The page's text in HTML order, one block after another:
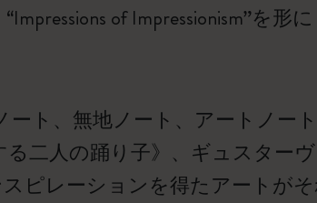
of Impressionism”を形
ト、無地ノート、アートノー
二人の踊り子》、ギュスター
ピレーションを得たアートが